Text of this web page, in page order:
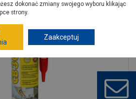
dokonać zmiany swojego wyboru klikając
strony.
Zaakceptuj